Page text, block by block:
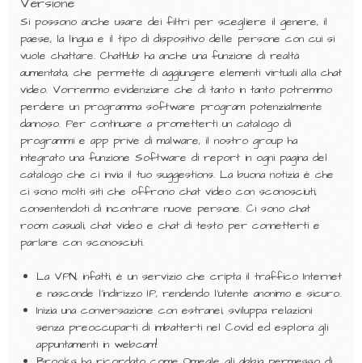
Si possono anche usare dei filtri per scegliere il genere, il
paese, la lingua e il tipo di dispositivo delle persone con cui si
vuole chattare. ChatHub ha anche una funzione di realtà
aumentata, che permette di aggiungere elementi virtuali alla chat
video. Vorremmo evidenziare che di tanto in tanto potremmo
perdere un programma software program potenzialmente
dannoso. Per continuare a prometterti un catalogo di
programmi e app prive di malware, il nostro group ha
integrato una funzione Software di report in ogni pagina del
catalogo che ci invia il tuo suggestions. La buona notizia è che
ci sono molti siti che offrono chat video con sconosciuti,
consentendoti di incontrare nuove persone. Ci sono chat
room casuali, chat video e chat di testo per connetterti e
parlare con sconosciuti.
La VPN, infatti, è un servizio che cripta il traffico Internet
e nasconde l’indirizzo IP, rendendo l’utente anonimo e sicuro.
Inizia una conversazione con estranei, sviluppa relazioni
senza preoccuparti di imbatterti nel Covid ed esplora gli
appuntamenti in webcam!